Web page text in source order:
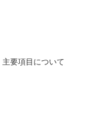
熱中症の危険が高
、朝から昇降口で
使っています。下
用しながら学習を
作品を掲示させて
いました。
主要項目について